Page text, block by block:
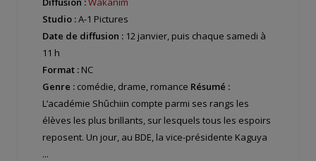
Studio :A-1 Pictures
Date de diffusion : 12 janvier, puis chaque samedi à
11 h
Format : NC
Genre : comédie, drame, romance Résumé :
L’académie Shûchiin compte parmi ses rangs les
élèves les plus brillants, sur lesquels tous les espoirs
reposent. Un jour, au BDE, la vice-présidente Kaguya
...